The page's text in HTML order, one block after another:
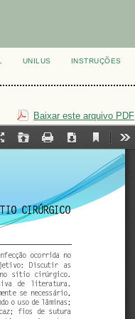
UNILUS
INSTRUÇÕES
Baixar este arquivo PDF